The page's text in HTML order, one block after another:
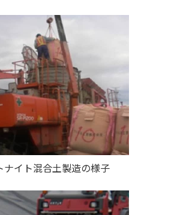
ナイト混合土製造の様子